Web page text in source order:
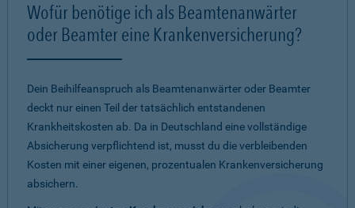
Wofür benötige ich als Beamtenanwärter
oder Beamter eine Krankenversicherung?
Dein Beihilfeanspruch als Beamtenanwärter oder Beamter
deckt nur einen Teil der tatsächlich entstandenen
Krankheitskosten ab. Da in Deutschland eine vollständige
Absicherung verpflichtend ist, musst du die verbleibenden
Kosten mit einer eigenen, prozentualen Krankenversicherung
absichern.